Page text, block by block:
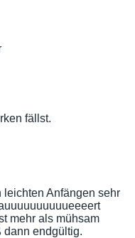
fällst.
leichten Anfängen sehr
mehr als mühsam
dann endgültig.